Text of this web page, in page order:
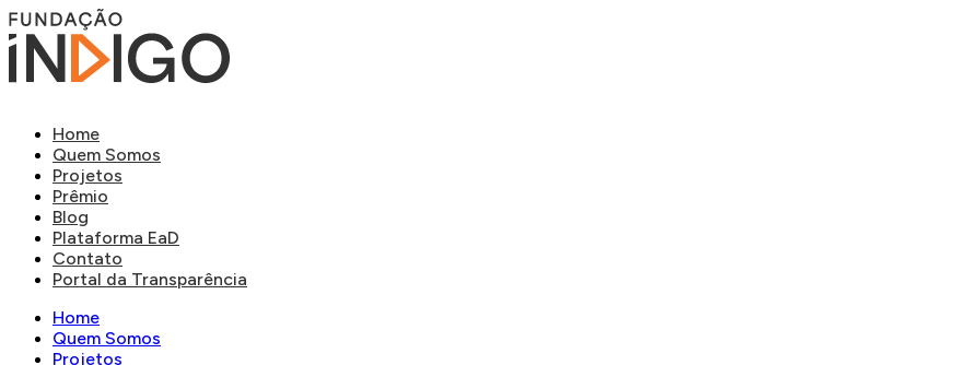
Home
Quem Somos
Projetos
Prêmio
Blog
Plataforma EaD
Contato
Portal da Transparência
Home
Quem Somos
Projetos